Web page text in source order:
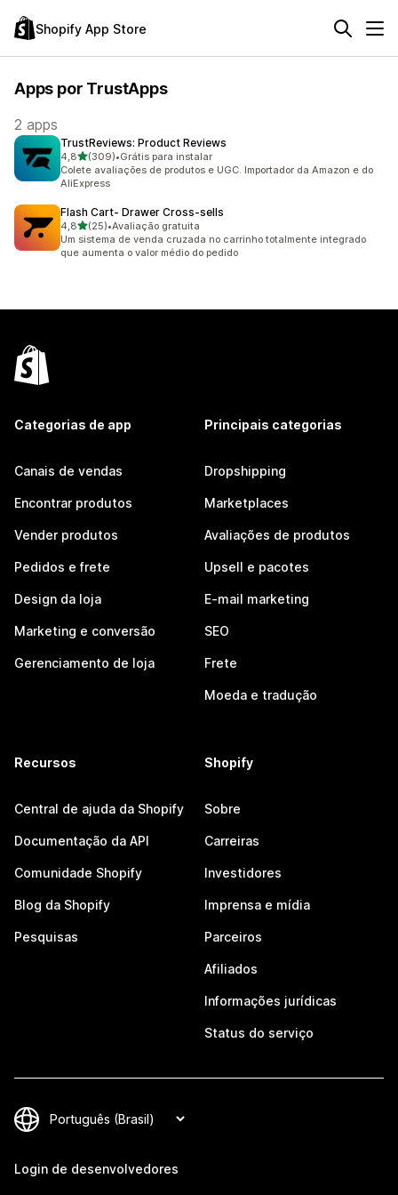
Shopify App Store
Apps por TrustApps
2 apps
TrustReviews: Product Reviews
4,8de 5 estrelas
(309)
309 avaliações ao todo
•Grátis para instalar
Colete avaliações de produtos e UGC. Importador da Amazon e do
AliExpress
Flash Cart‑ Drawer Cross‑sells
4,8de 5 estrelas
(25)
25 avaliações ao todo
•Avaliação gratuita
Um sistema de venda cruzada no carrinho totalmente integrado
que aumenta o valor médio do pedido
Categorias de app
Canais de vendas
Encontrar produtos
Vender produtos
Pedidos e frete
Design da loja
Marketing e conversão
Gerenciamento de loja
Principais categorias
Dropshipping
Marketplaces
Avaliações de produtos
Upsell e pacotes
E-mail marketing
SEO
Frete
Moeda e tradução
Recursos
Central de ajuda da Shopify
Documentação da API
Comunidade Shopify
Blog da Shopify
Pesquisas
Shopify
Sobre
Carreiras
Investidores
Imprensa e mídia
Parceiros
Afiliados
Informações jurídicas
Status do serviço
Login de desenvolvedores